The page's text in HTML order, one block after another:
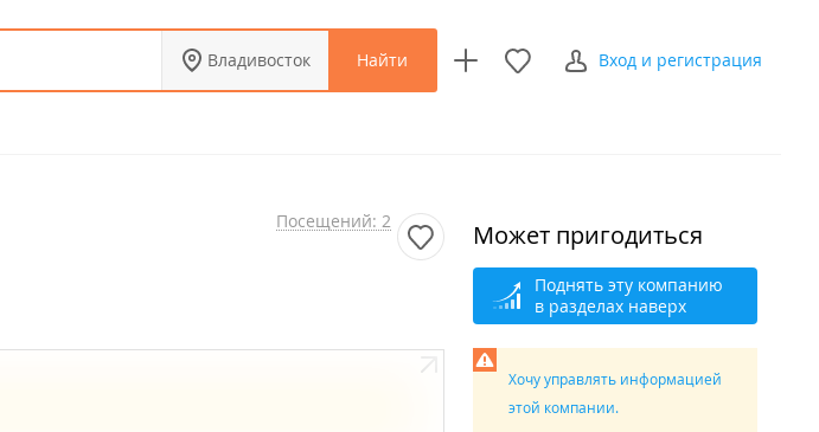
Владивосток Найти Вход и регистрация
Посещений: 2 Может пригодиться
Поднять эту компанию
в разделах наверх
Хочу управлять информацией
этой компании.